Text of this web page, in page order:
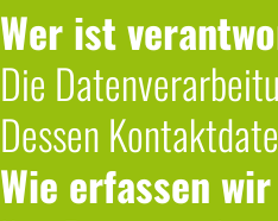
Wer ist
Die
Dessen
Wie erfassen